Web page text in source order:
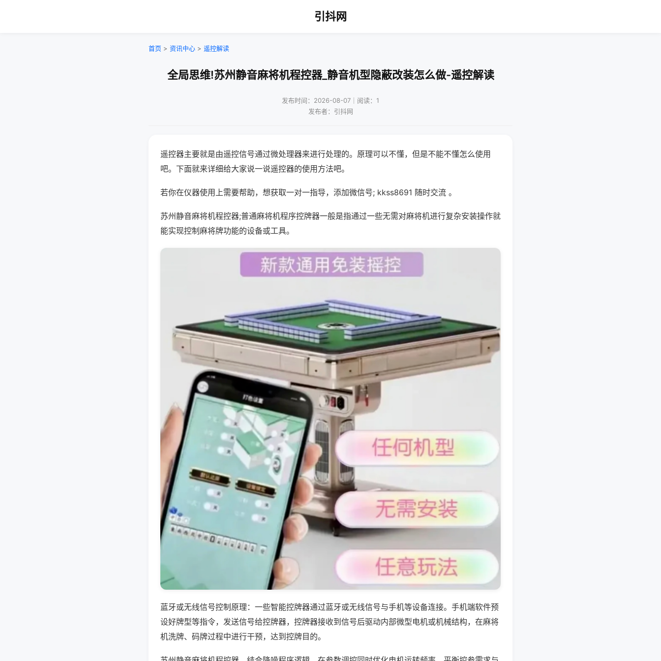
引抖网
首页 > 资讯中心 > 遥控解读
全局思维!苏州静音麻将机程控器_静音机型隐蔽改装怎么做-遥控解读
发布时间：2026-08-07｜阅读：1
发布者：引抖网
遥控器主要就是由遥控信号通过微处理器来进行处理的。原理可以不懂，但是不能不懂怎么使用
吧。下面就来详细给大家说一说遥控器的使用方法吧。
若你在仪器使用上需要帮助，想获取一对一指导，添加微信号; kkss8691 随时交流 。
苏州静音麻将机程控器;普通麻将机程序控牌器一般是指通过一些无需对麻将机进行复杂安装操作就
能实现控制麻将牌功能的设备或工具。
蓝牙或无线信号控制原理：一些智能控牌器通过蓝牙或无线信号与手机等设备连接。手机端软件预
设好牌型等指令，发送信号给控牌器，控牌器接收到信号后驱动内部微型电机或机械结构，在麻将
机洗牌、码牌过程中进行干预，达到控牌目的。